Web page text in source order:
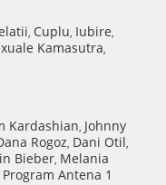
, Cuplu, Iubire,
Kamasutra,
Kardashian, Johnny
Rogoz, Dani Otil,
Bieber, Melania
Program Antena 1